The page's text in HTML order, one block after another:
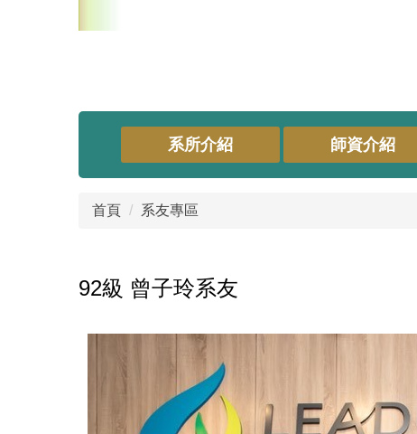
系所介紹 師資介紹
首頁 系友專區
92級 曾子玲系友